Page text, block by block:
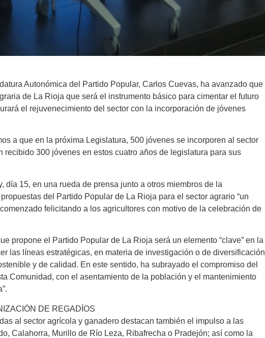
Autonómica del Partido Popular, Carlos Cuevas, ha avanzado que
de La Rioja que será el instrumento básico para cimentar el futuro
el rejuvenecimiento del sector con la incorporación de jóvenes
a que en la próxima Legislatura, 500 jóvenes se incorporen al sector
300 jóvenes en estos cuatro años de legislatura para sus
15, en una rueda de prensa junto a otros miembros de la
del Partido Popular de La Rioja para el sector agrario “un
felicitando a los agricultores con motivo de la celebración de
propone el Partido Popular de La Rioja será un elemento “clave” en la
las líneas estratégicas, en materia de investigación o de diversificación
y de calidad. En este sentido, ha subrayado el compromiso del
Comunidad, con el asentamiento de la población y el mantenimiento
DE REGADÍOS
al sector agrícola y ganadero destacan también el impulso a las
Calahorra, Murillo de Río Leza, Ribafrecha o Pradejón; así como la